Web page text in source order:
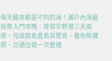
每天醒來都是不同的海！瀨戶內海藝
術祭入門攻略：夜宿宇野港三天兩
夜，完成跳島直島與豐島、藝術祭護
照、交通住宿一次整理